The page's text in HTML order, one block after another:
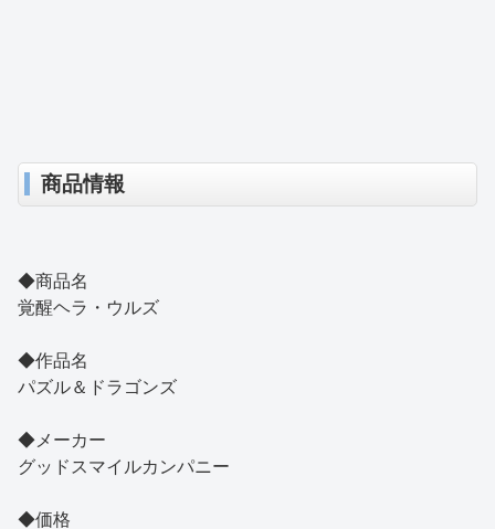
商品情報
◆商品名
覚醒ヘラ・ウルズ
◆作品名
パズル＆ドラゴンズ
◆メーカー
グッドスマイルカンパニー
◆価格